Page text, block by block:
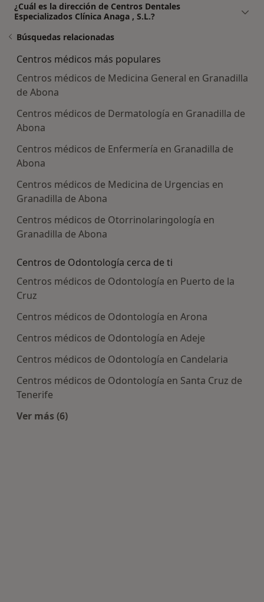
¿Cuál es la dirección de Centros Dentales
Especializados Clínica Anaga , S.L.?
Búsquedas relacionadas
Centros médicos más populares
Centros médicos de Medicina General en Granadilla
de Abona
Centros médicos de Dermatología en Granadilla de
Abona
Centros médicos de Enfermería en Granadilla de
Abona
Centros médicos de Medicina de Urgencias en
Granadilla de Abona
Centros médicos de Otorrinolaringología en
Granadilla de Abona
Centros de Odontología cerca de ti
Centros médicos de Odontología en Puerto de la
Cruz
Centros médicos de Odontología en Arona
Centros médicos de Odontología en Adeje
Centros médicos de Odontología en Candelaria
Centros médicos de Odontología en Santa Cruz de
Tenerife
Ver más (6)